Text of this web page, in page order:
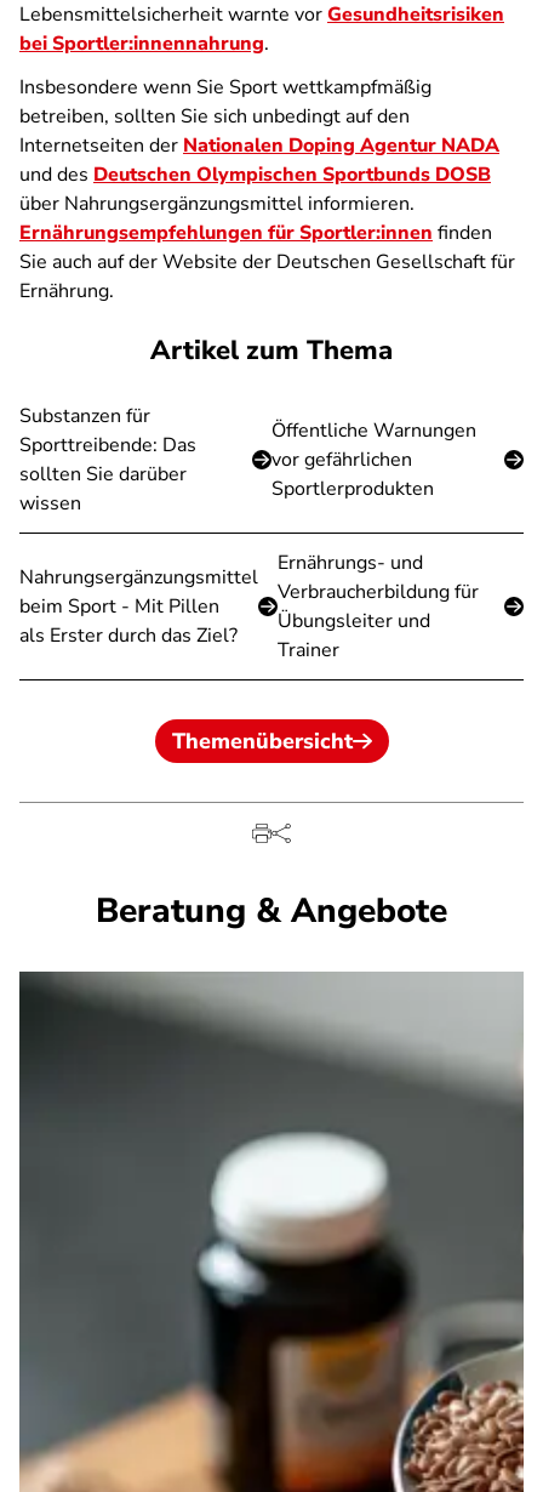
Lebensmittelsicherheit warnte vorGesundheitsrisiken
bei Sportler:innennahrung.
Insbesondere wenn Sie Sport wettkampfmäßig
betreiben, sollten Sie sich unbedingt auf den
Internetseiten der Nationalen Doping Agentur NADA
und des Deutschen Olympischen Sportbunds DOSB
über Nahrungsergänzungsmittel informieren.
Ernährungsempfehlungen für Sportler:innen finden
Sie auch auf der Website der Deutschen Gesellschaft für
Ernährung.
Artikel zum Thema
Substanzen für
Sporttreibende: Das
sollten Sie darüber
wissen
Öffentliche Warnungen
vor gefährlichen
Sportlerprodukten
Nahrungsergänzungsmittel
beim Sport - Mit Pillen
als Erster durch das Ziel?
Ernährungs- und
Verbraucherbildung für
Übungsleiter und
Trainer
Themenübersicht
Beratung & Angebote